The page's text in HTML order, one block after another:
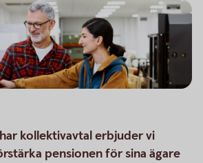
kollektivavtal erbjuder vi
pensionen för sina ägare